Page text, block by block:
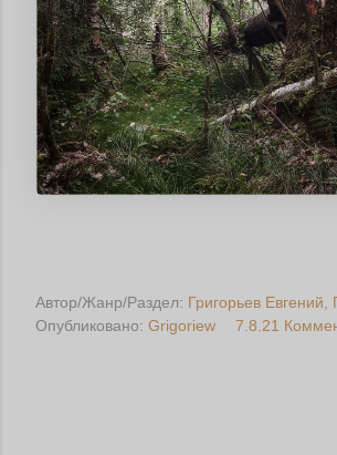
Автор/Жанр/Раздел: Григорьев Евгений
Опубликовано: Grigoriew 7.8.21